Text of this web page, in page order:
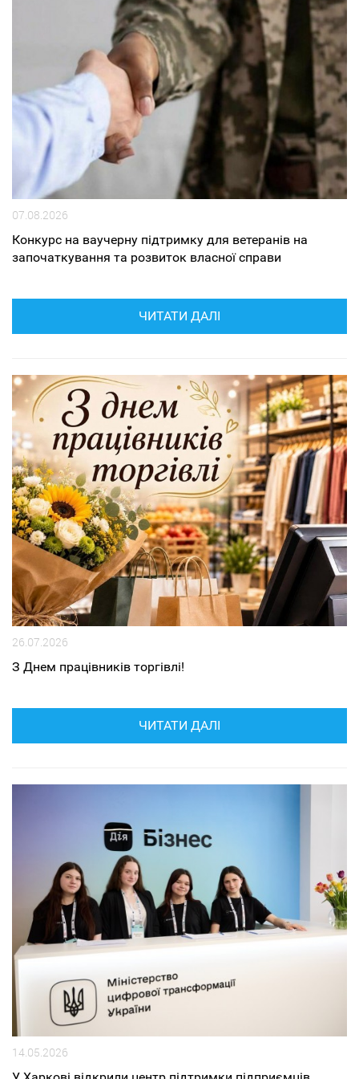
07.08.2026
Конкурс на ваучерну підтримку для ветеранів на
започаткування та розвиток власної справи
ЧИТАТИ ДАЛІ
26.07.2026
З Днем працівників торгівлі!
ЧИТАТИ ДАЛІ
14.05.2026